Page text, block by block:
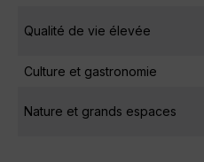
Qualité de vie élevée
Culture et gastronomie
Nature et grands espaces